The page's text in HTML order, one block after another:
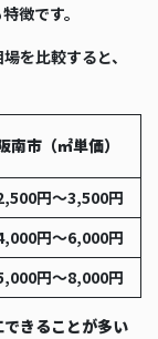
徴です。
を比較すると、
南市（㎡単価）
円〜3,500円
円〜6,000円
円〜8,000円
きることが多い